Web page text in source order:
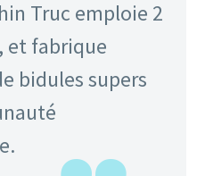
Truc emploie 2
et fabrique
bidules supers